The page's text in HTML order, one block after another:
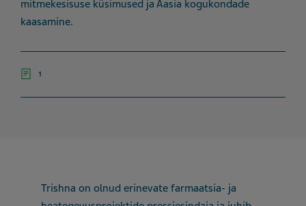
mitmekesisuse küsimused ja Aasia kogukondade
kaasamine.
1
Trishna on olnud erinevate farmaatsia- ja